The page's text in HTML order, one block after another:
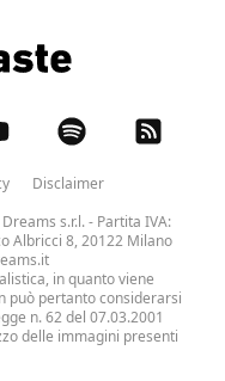
Disclaimer
s.r.l.- Partita IVA:
Albricci 8, 20122 Milano
in quanto viene
può pertanto considerarsi
n. 62 del 07.03.2001
delle immagini presenti